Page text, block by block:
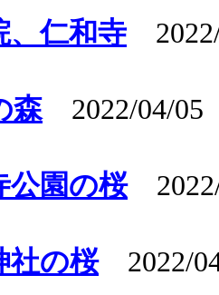
、仁和寺
森2022/04/05
公園の桜2022/
社の桜2022/